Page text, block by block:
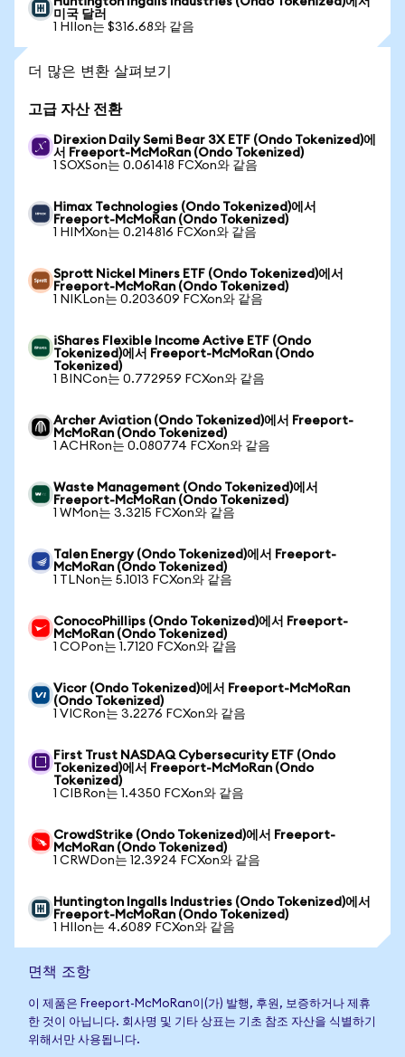
미국 달러
1 HIIon는 $316.68와 같음
더 많은 변환 살펴보기
고급 자산 전환
Direxion Daily Semi Bear 3X ETF (Ondo Tokenized)에
서 Freeport-McMoRan (Ondo Tokenized)
1 SOXSon는 0.061418 FCXon와 같음
Himax Technologies (Ondo Tokenized)에서
Freeport-McMoRan (Ondo Tokenized)
1 HIMXon는 0.214816 FCXon와 같음
Sprott Nickel Miners ETF (Ondo Tokenized)에서
Freeport-McMoRan (Ondo Tokenized)
1 NIKLon는 0.203609 FCXon와 같음
iShares Flexible Income Active ETF (Ondo
Tokenized)에서 Freeport-McMoRan (Ondo
Tokenized)
1 BINCon는 0.772959 FCXon와 같음
Archer Aviation (Ondo Tokenized)에서 Freeport-
McMoRan (Ondo Tokenized)
1 ACHRon는 0.080774 FCXon와 같음
Waste Management (Ondo Tokenized)에서
Freeport-McMoRan (Ondo Tokenized)
1 WMon는 3.3215 FCXon와 같음
Talen Energy (Ondo Tokenized)에서 Freeport-
McMoRan (Ondo Tokenized)
1 TLNon는 5.1013 FCXon와 같음
ConocoPhillips (Ondo Tokenized)에서 Freeport-
McMoRan (Ondo Tokenized)
1 COPon는 1.7120 FCXon와 같음
Vicor (Ondo Tokenized)에서 Freeport-McMoRan
(Ondo Tokenized)
1 VICRon는 3.2276 FCXon와 같음
First Trust NASDAQ Cybersecurity ETF (Ondo
Tokenized)에서 Freeport-McMoRan (Ondo
Tokenized)
1 CIBRon는 1.4350 FCXon와 같음
CrowdStrike (Ondo Tokenized)에서 Freeport-
McMoRan (Ondo Tokenized)
1 CRWDon는 12.3924 FCXon와 같음
Huntington Ingalls Industries (Ondo Tokenized)에서
Freeport-McMoRan (Ondo Tokenized)
1 HIIon는 4.6089 FCXon와 같음
면책 조항
이 제품은 Freeport-McMoRan이(가) 발행, 후원, 보증하거나 제휴
한 것이 아닙니다. 회사명 및 기타 상표는 기초 참조 자산을 식별하기
위해서만 사용됩니다.